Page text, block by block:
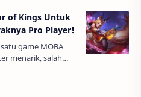
of Kings Untuk
Pro Player!
game MOBA
menarik, salah
sebagai mage